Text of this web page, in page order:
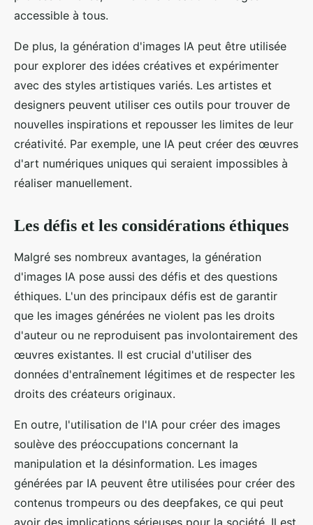
accessible à tous.
De plus, la génération d'images IA peut être utilisée
pour explorer des idées créatives et expérimenter
avec des styles artistiques variés. Les artistes et
designers peuvent utiliser ces outils pour trouver de
nouvelles inspirations et repousser les limites de leur
créativité. Par exemple, une IA peut créer des œuvres
d'art numériques uniques qui seraient impossibles à
réaliser manuellement.
Les défis et les considérations éthiques
Malgré ses nombreux avantages, la génération
d'images IA pose aussi des défis et des questions
éthiques. L'un des principaux défis est de garantir
que les images générées ne violent pas les droits
d'auteur ou ne reproduisent pas involontairement des
œuvres existantes. Il est crucial d'utiliser des
données d'entraînement légitimes et de respecter les
droits des créateurs originaux.
En outre, l'utilisation de l'IA pour créer des images
soulève des préoccupations concernant la
manipulation et la désinformation. Les images
générées par IA peuvent être utilisées pour créer des
contenus trompeurs ou des deepfakes, ce qui peut
avoir des implications sérieuses pour la société. Il est